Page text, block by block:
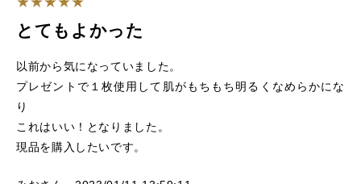
とてもよかった
以前から気になっていました。
プレゼントで１枚使用して肌がもちもち明るくなめらかにな
り
これはいい！となりました。
現品を購入したいです。